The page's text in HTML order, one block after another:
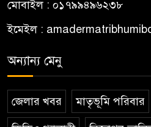
মোবাইল : ০১৭৯৯৪৯৬২৩৮
ইমেইল :
অন্যান্য মেনু
জেলার খবর মাতৃভূমি পরিবার